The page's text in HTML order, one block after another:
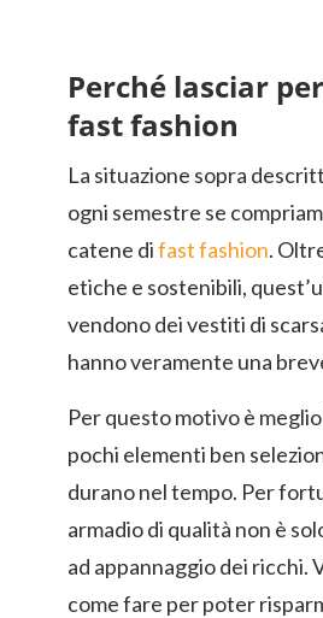
Perché lasciar
fast fashion
La situazione sopra
ogni semestre se
catene difast fashion.
etiche e sostenibili,
vendono dei vestiti di
hanno veramente una
Per questo motivo è
pochi elementi ben
durano nel tempo. Per
armadio di qualità non è
ad appannaggio dei ricchi.
come fare per poter